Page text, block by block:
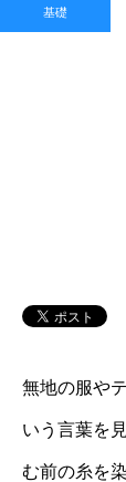
基礎
無地の服や
いう言葉を
む前の糸を